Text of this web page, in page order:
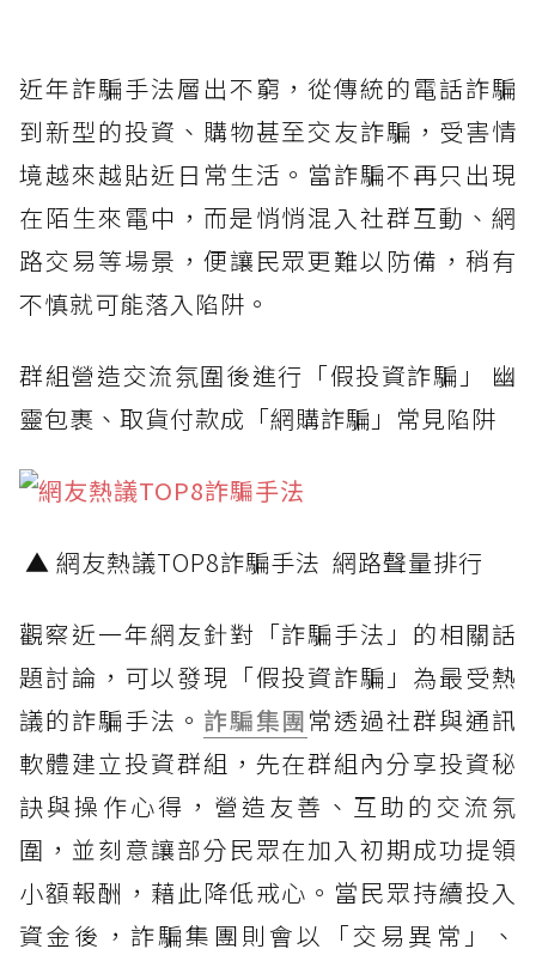
近年詐騙手法層出不窮，從傳統的電話詐騙
到新型的投資、購物甚至交友詐騙，受害情
境越來越貼近日常生活。當詐騙不再只出現
在陌生來電中，而是悄悄混入社群互動、網
路交易等場景，便讓民眾更難以防備，稍有
不慎就可能落入陷阱。
群組營造交流氛圍後進行「假投資詐騙」 幽
靈包裹、取貨付款成「網購詐騙」常見陷阱
▲ 網友熱議TOP8詐騙手法 網路聲量排行
觀察近一年網友針對「詐騙手法」的相關話
題討論，可以發現「假投資詐騙」為最受熱
議的詐騙手法。 詐騙集團常透過社群與通訊
軟體建立投資群組，先在群組內分享投資秘
訣與操作心得，營造友善、互助的交流氛
圍，並刻意讓部分民眾在加入初期成功提領
小額報酬，藉此降低戒心。當民眾持續投入
資金後，詐騙集團則會以「交易異常」、